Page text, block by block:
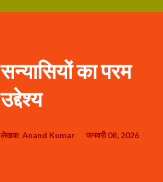
सन्यासियों का परम
उद्देश्य
लेखक: Anand Kumar जनवरी 08, 2026